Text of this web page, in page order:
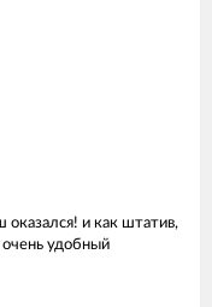
оказался! и как штатив,
очень удобный